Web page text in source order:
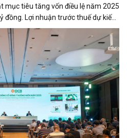
mục tiêu tăng vốn điều lệ năm 2025
đồng. Lợi nhuận trước thuế dự kiến
so với năm 2024.